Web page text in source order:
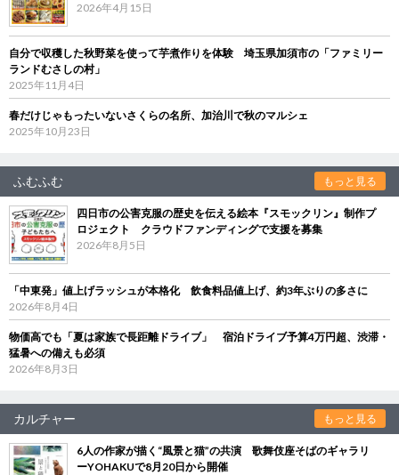
2026年4月15日
自分で収穫した秋野菜を使って芋煮作りを体験 埼玉県加須市の「ファミリー
ランドむさしの村」
2025年11月4日
春だけじゃもったいないさくらの名所、加治川で秋のマルシェ
2025年10月23日
ふむふむ もっと見る
四日市の公害克服の歴史を伝える絵本『スモックリン』制作プ
ロジェクト クラウドファンディングで支援を募集
2026年8月5日
「中東発」値上げラッシュが本格化 飲食料品値上げ、約3年ぶりの多さに
2026年8月4日
物価高でも「夏は家族で長距離ドライブ」 宿泊ドライブ予算4万円超、渋滞・
猛暑への備えも必須
2026年8月3日
カルチャー もっと見る
6人の作家が描く“風景と猫”の共演 歌舞伎座そばのギャラリ
ーYOHAKUで8月20日から開催